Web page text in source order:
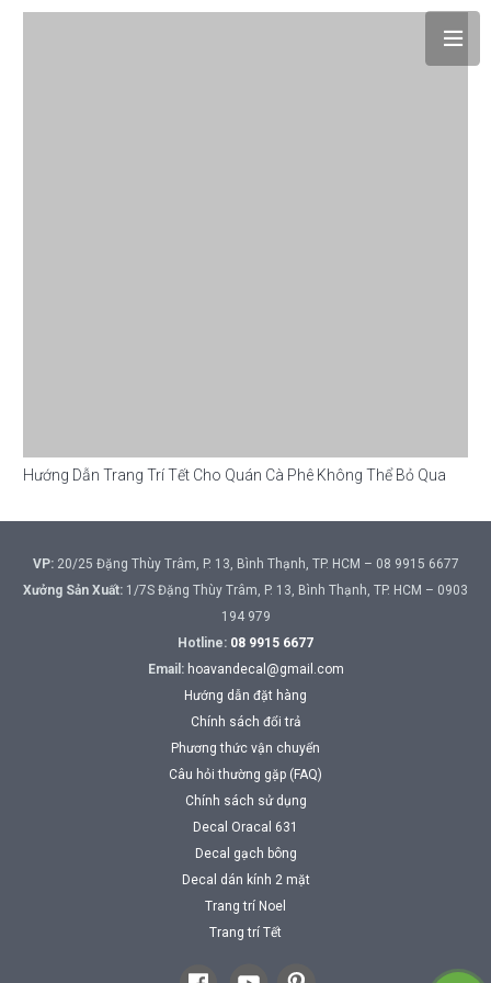
Hướng Dẫn Trang Trí Tết Cho Quán Cà Phê Không Thể Bỏ Qua
VP:20/25 Đặng Thùy Trâm, P. 13, Bình Thạnh, TP. HCM – 08 9915 6677
Xưởng Sản Xuất: 1/7S Đặng Thùy Trâm, P. 13, Bình Thạnh, TP. HCM – 0903
194 979
Hotline: 08 9915 6677
Email: hoavandecal@gmail.com
Hướng dẫn đặt hàng
Chính sách đổi trả
Phương thức vận chuyển
Câu hỏi thường gặp (FAQ)
Chính sách sử dụng
Decal Oracal 631
Decal gạch bông
Decal dán kính 2 mặt
Trang trí Noel
Trang trí Tết